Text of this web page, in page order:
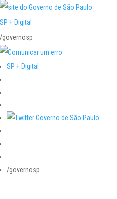
SP + Digital
/governosp
SP + Digital
/governosp